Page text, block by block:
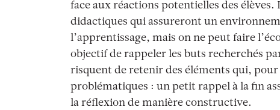
face aux réactions potentielles des
didactiques qui assureront un
l’apprentissage, mais on ne peut faire
objectif de rappeler les buts recherchés
risquent de retenir des éléments qui,
problématiques : un petit rappel à la fin
la réflexion de manière constructive.